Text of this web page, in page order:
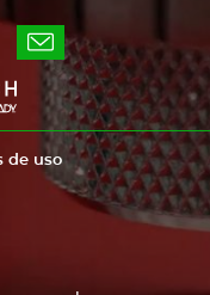
de uso